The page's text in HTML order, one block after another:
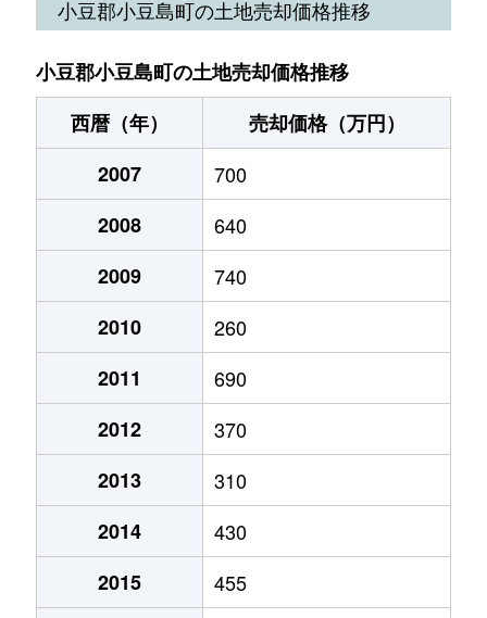
小豆郡小豆島町の土地売却価格推移
小豆郡小豆島町の土地売却価格推移
西暦（年）
売却価格（万円）
2007
700
2008
640
2009
740
2010
260
2011
690
2012
370
2013
310
2014
430
2015
455